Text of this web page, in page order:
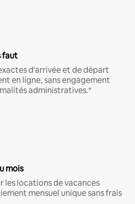
faut
d'arrivée et de départ
en ligne, sans engagement
administratives.*
mois
les locations de vacances
mensuel unique sans frais